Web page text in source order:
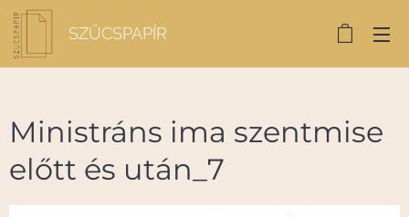
SZŰCSPAPÍR
Ministráns ima szentmise
előtt és után_7